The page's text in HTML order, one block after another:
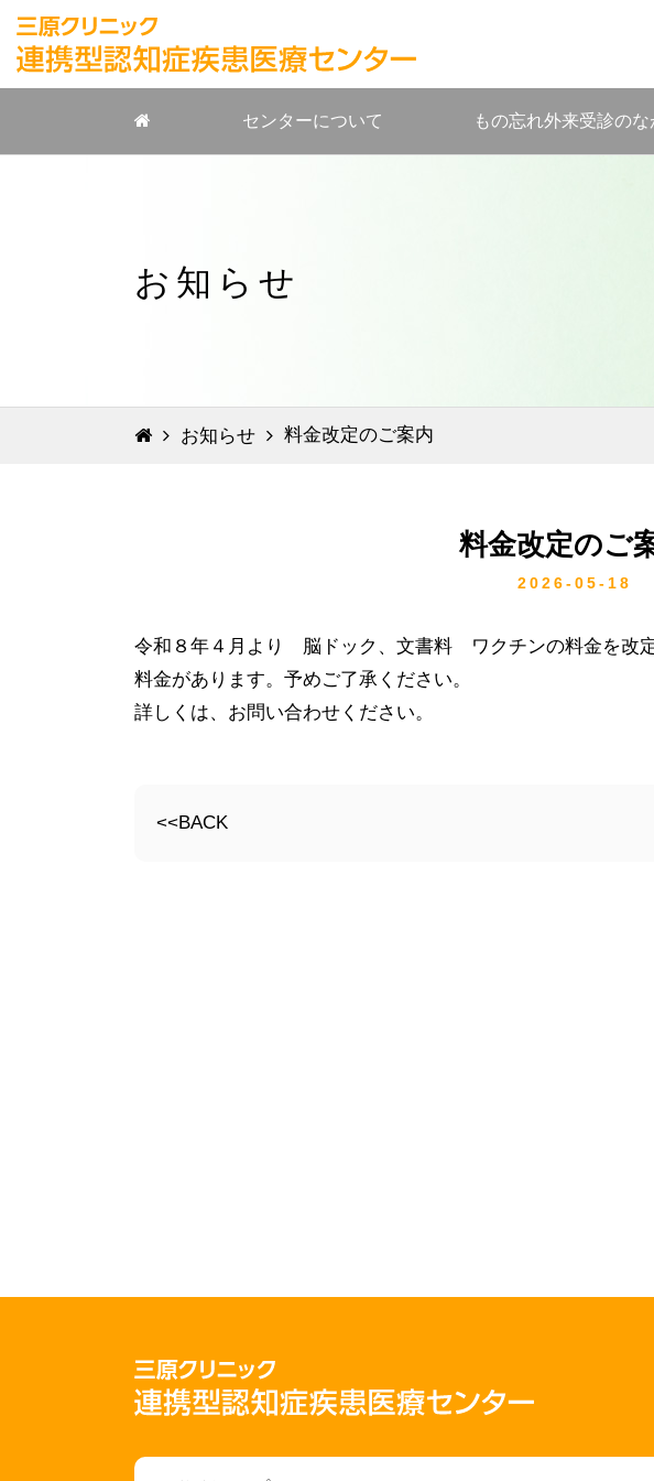
センターについて もの忘れ外来受診のな
お知らせ
お知らせ 料金改定のご案内
料金改定のご
2026-05-18
令和８年４月より 脳ドック、文書料 ワクチンの料金を改
料金があります。予めご了承ください。
詳しくは、お問い合わせください。
<<BACK